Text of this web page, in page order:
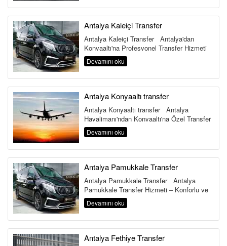
Antalya Kaleiçi Transfer
Antalya Kaleiçi Transfer Antalya'dan
Konyaaltı'na Profesyonel Transfer Hizmeti
Antalya Haval...
Devamını oku
Antalya Konyaaltı transfer
Antalya Konyaaltı transfer Antalya
Havalimanı'ndan Konyaaltı'na Özel Transfer
Hizmeti Antalya ...
Devamını oku
Antalya Pamukkale Transfer
Antalya Pamukkale Transfer Antalya
Pamukkale Transfer Hizmeti – Konforlu ve
Güvenli Yolculuk Ant...
Devamını oku
Antalya Fethiye Transfer